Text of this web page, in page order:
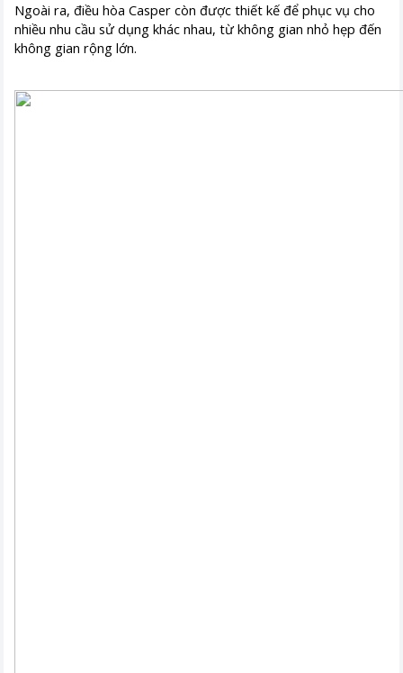
Ngoài ra, điều hòa Casper còn được thiết kế để phục vụ cho
nhiều nhu cầu sử dụng khác nhau, từ không gian nhỏ hẹp đến
không gian rộng lớn.